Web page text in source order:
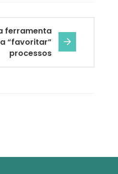
ferramenta
“favoritar”
processos